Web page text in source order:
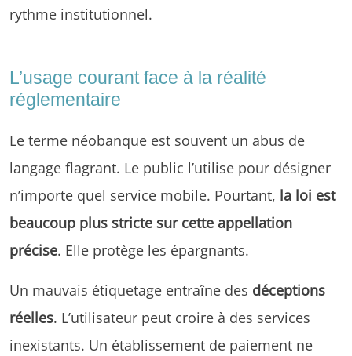
rythme institutionnel.
L’usage courant face à la réalité
réglementaire
Le terme néobanque est souvent un abus de
langage flagrant. Le public l’utilise pour désigner
n’importe quel service mobile. Pourtant, la loi est
beaucoup plus stricte sur cette appellation
précise. Elle protège les épargnants.
Un mauvais étiquetage entraîne des déceptions
réelles. L’utilisateur peut croire à des services
inexistants. Un établissement de paiement ne